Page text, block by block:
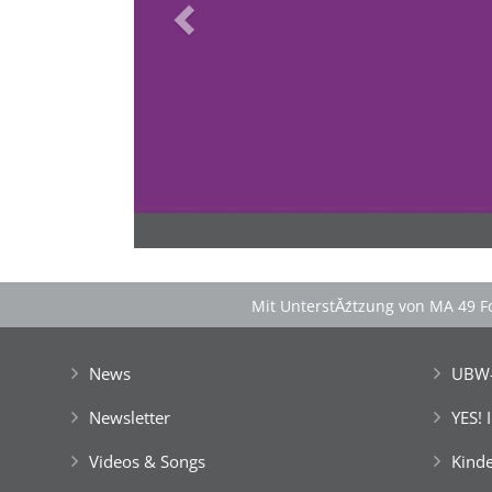
'Schlafnester CampLodges'
Mit UnterstĂźtzung von MA 49
News
Newsletter
Videos & Songs